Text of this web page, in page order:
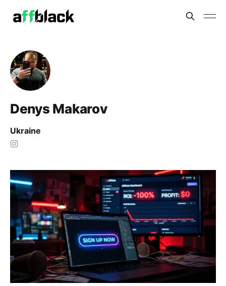
Denys Makarov
Ukraine